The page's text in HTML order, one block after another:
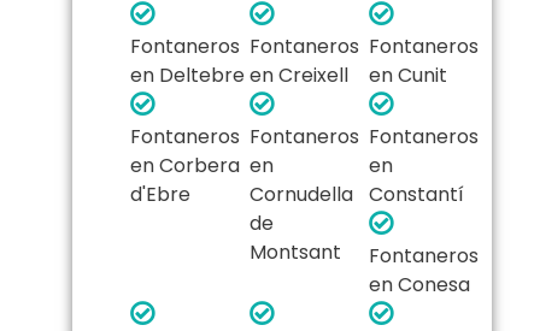
Fontaneros
en Deltebre
Fontaneros
en Creixell
Fontaneros
en Cunit
Fontaneros
en Corbera
d'Ebre
Fontaneros
en
Cornudella
de
Montsant
Fontaneros
en
Constantí
Fontaneros
en Conesa